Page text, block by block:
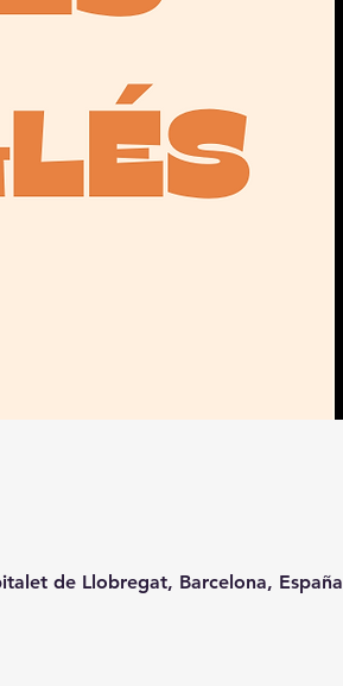
de Llobregat, Barcelona, España